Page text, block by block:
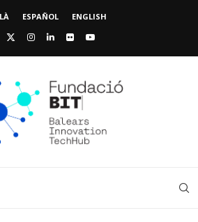
ESPAÑOL ENGLISH